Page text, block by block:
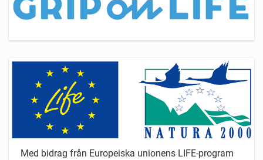
Med bidrag från Europeiska unionens LIFE-program